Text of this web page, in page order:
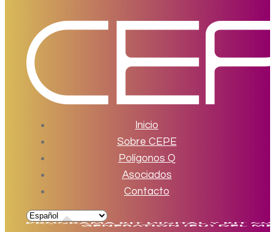
Inicio
Sobre CEPE
Polígonos Q
Asociados
Contacto